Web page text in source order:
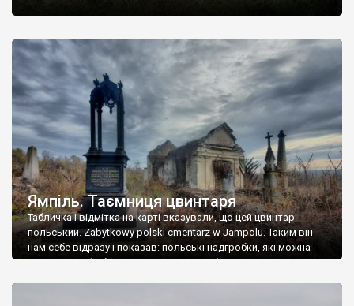
Ямпіль. Таємниця цвинтаря
Табличка і відмітка на карті вказували, що цей цвинтар
польський. Zabytkowy polski cmentarz w Jampolu. Таким він
нам себе відразу і показав: польські надгробки, які можна
віднести до фабричних, польські епітафії… Загалом цвинтар